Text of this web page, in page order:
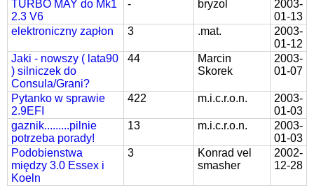
TURBO MAY do Mk1
2.3 V6
- bryzol
2003-
01-13
elektroniczny zapłon
3 .mat.
2003-
01-12
Jaki - nowszy ( lata90
) silniczek do
Consula/Grani?
44
Marcin
Skorek
2003-
01-07
Pytanko w sprawie
2.9EFI
422 m.i.c.r.o.n.
2003-
01-03
gaznik.........pilnie
potrzeba porady!
13 m.i.c.r.o.n.
2003-
01-03
Podobienstwa
między 3.0 Essex i
Koeln
3
Konrad vel
smasher
2002-
12-28